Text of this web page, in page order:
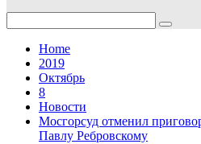
for:
Home
2019
Октябрь
8
Новости
Мосгорсуд отменил
Павлу Ребровскому